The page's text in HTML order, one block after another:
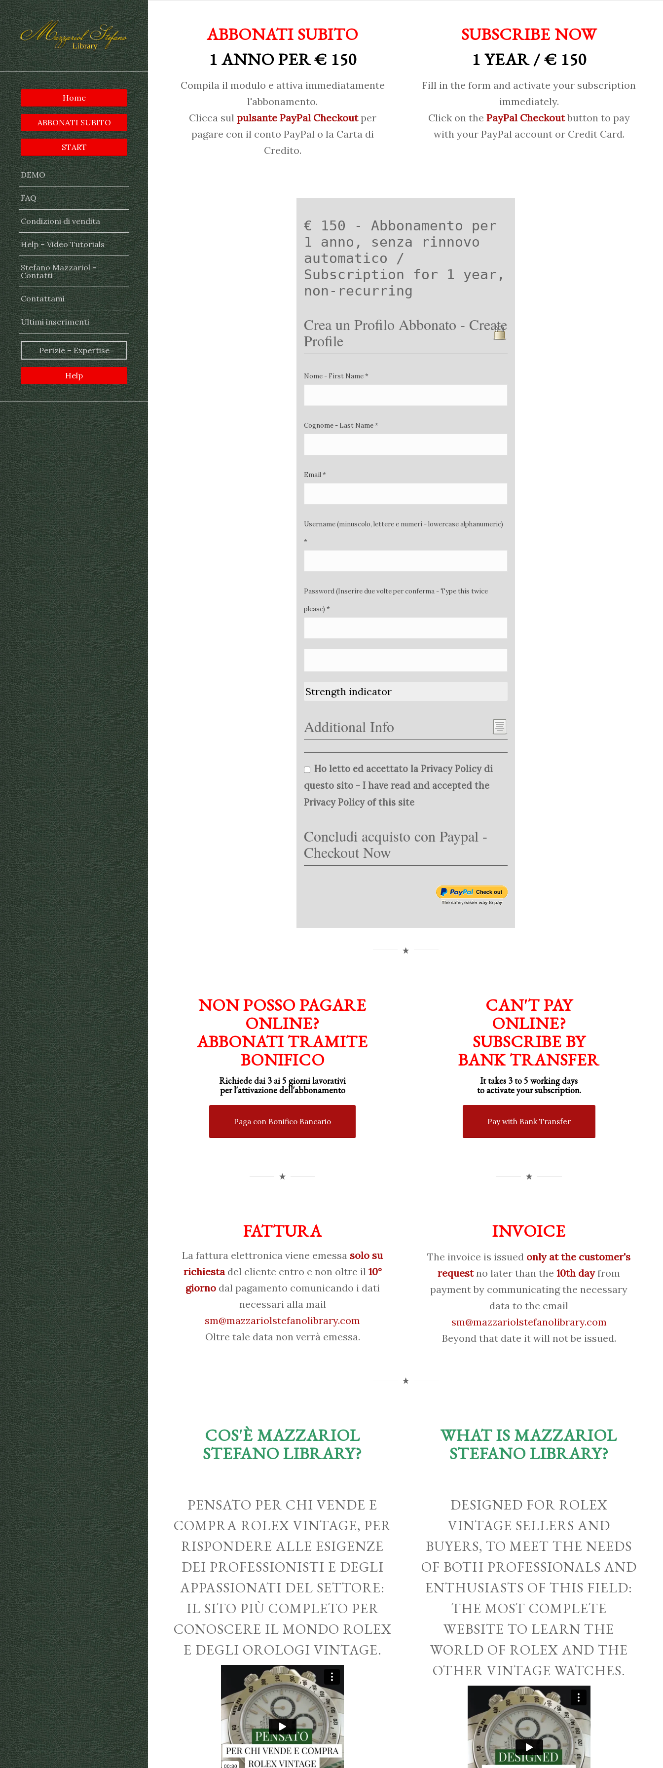
Home
ABBONATI SUBITO
START
DEMO
FAQ
Condizioni di vendita
Help – Video Tutorials
Stefano Mazzariol –
Contatti
Contattami
Ultimi inserimenti
Perizie – Expertise
Help
ABBONATI SUBITO
1 ANNO PER € 150
Compila il modulo e attiva immediatamente
l'abbonamento.
Clicca sul pulsante PayPal Checkoutper
pagare con il conto PayPal o la Carta di
Credito.
SUBSCRIBE NOW
1 YEAR / € 150
Fill in the form and activate your subscription
immediately.
Click on the PayPal Checkoutbutton to pay
with your PayPal account or Credit Card.
€ 150 - Abbonamento per
1 anno, senza rinnovo
automatico /
Subscription for 1 year,
non-recurring
Crea un Profilo Abbonato - Create
Profile
Nome - First Name *
Cognome - Last Name *
Email *
Username (minuscolo, lettere e numeri - lowercase alphanumeric)
*
Password (Inserire due volte per conferma - Type this twice
please) *
Strength indicator
Additional Info
Ho letto ed accettato la Privacy Policy di
questo sito - I have read and accepted the
Privacy Policy of this site
Concludi acquisto con Paypal -
Checkout Now
NON POSSO PAGARE
ONLINE?
ABBONATI TRAMITE
BONIFICO
Richiede dai 3 ai 5 giorni lavorativi
perl'attivazionedell'abbonamento
Paga con Bonifico Bancario
FATTURA
La fattura elettronica viene emessa solo su
richiestadel cliente entro e non oltre il 10°
giornodal pagamento comunicando i dati
necessari alla mail
sm@mazzariolstefanolibrary.com
Oltre tale data non verrà emessa.
CAN'T PAY
ONLINE?
SUBSCRIBE BY
BANK TRANSFER
It takes 3 to 5 working days
to activate your subscription.
Pay with Bank Transfer
INVOICE
The invoice is issued only at the customer's
requestno later than the10th dayfrom
payment by communicating the necessary
data to the email
sm@mazzariolstefanolibrary.com
Beyond that date it will not be issued.
COS'È MAZZARIOL
STEFANO LIBRARY?
WHAT IS MAZZARIOL
STEFANO LIBRARY?
PENSATO PER CHI VENDE E
COMPRA ROLEX VINTAGE, PER
RISPONDERE ALLE ESIGENZE
DEI PROFESSIONISTI E DEGLI
APPASSIONATI DEL SETTORE:
IL SITO PIÙ COMPLETO PER
CONOSCERE IL MONDO ROLEX
E DEGLI OROLOGI VINTAGE.
DESIGNED FOR ROLEX
VINTAGE SELLERS AND
BUYERS, TO MEET THE NEEDS
OF BOTH PROFESSIONALS AND
ENTHUSIASTS OF THIS FIELD:
THE MOST COMPLETE
WEBSITE TO LEARN THE
WORLD OF ROLEX AND THE
OTHER VINTAGE WATCHES.